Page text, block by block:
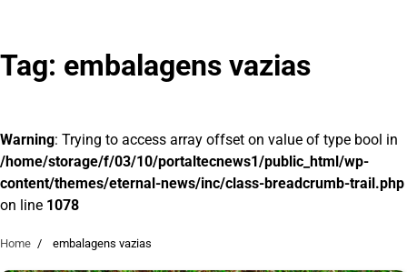
Tag: embalagens vazias
Warning: Trying to access array offset on value of type bool in
/home/storage/f/03/10/portaltecnews1/public_html/wp-
content/themes/eternal-news/inc/class-breadcrumb-trail.php
on line 1078
Home embalagens vazias